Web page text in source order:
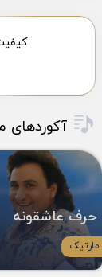
آکوردهای
حرف عاشقونه
مارتیک